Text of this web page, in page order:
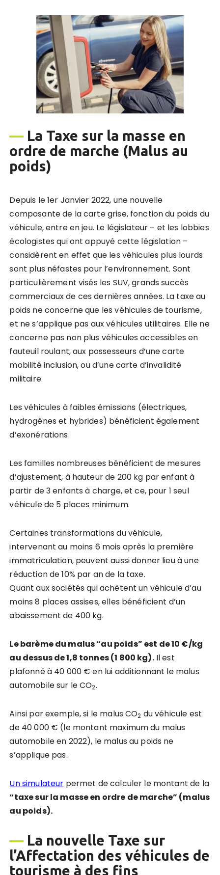
— La Taxe sur la masse en
ordre de marche (Malus au
poids)
Depuis le 1er Janvier 2022, une nouvelle
composante de la carte grise, fonction du poids du
véhicule, entre en jeu. Le législateur – et les lobbies
écologistes qui ont appuyé cette législation –
considèrent en effet que les véhicules plus lourds
sont plus néfastes pour l’environnement. Sont
particulièrement visés les SUV, grands succès
commerciaux de ces dernières années. La taxe au
poids ne concerne que les véhicules de tourisme,
et ne s’applique pas aux véhicules utilitaires. Elle ne
concerne pas non plus véhicules accessibles en
fauteuil roulant, aux possesseurs d’une carte
mobilité inclusion, ou d’une carte d’invalidité
militaire.
Les véhicules à faibles émissions (électriques,
hydrogènes et hybrides) bénéficient également
d’exonérations.
Les familles nombreuses bénéficient de mesures
d’ajustement, à hauteur de 200 kg par enfant à
partir de 3 enfants à charge, et ce, pour 1 seul
véhicule de 5 places minimum.
Certaines transformations du véhicule,
intervenant au moins 6 mois après la première
immatriculation, peuvent aussi donner lieu à une
réduction de 10% par an de la taxe.
Quant aux sociétés qui achètent un véhicule d’au
moins 8 places assises, elles bénéficient d’un
abaissement de 400 kg.
Le barème du malus “au poids” est de 10 €/kg
au dessus de 1,8 tonnes (1 800 kg).Il est
plafonné à 40 000 € en lui additionnant le malus
automobile sur le CO2.
Ainsi par exemple, si le malus CO2 du véhicule est
de 40 000 € (le montant maximum du malus
automobile en 2022), le malus au poids ne
s’applique pas.
Un simulateur permet de calculer le montant de la
“taxe sur la masse en ordre de marche” (malus
au poids).
— La nouvelle Taxe sur
l’Affectation des véhicules de
tourisme à des fins